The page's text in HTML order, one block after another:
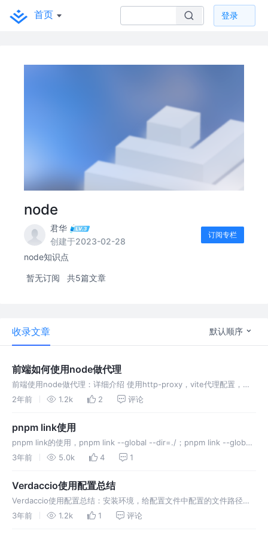
首页 登录
node
君华
创建于2023-02-28
订阅专栏
node知识点
暂无订阅 共5篇文章
收录文章 默认顺序
前端如何使用node做代理
前端使用node做代理：详细介绍 使用http-proxy，vite代理配置，
Whistle工具的使用及配置
2年前 1.2k 2 评论
pnpm link使用
pnpm link的使用，pnpm link --global --dir=./；pnpm link --global
@api/tob-tenant-admin；
3年前 5.0k 4 1
Verdaccio使用配置总结
Verdaccio使用配置总结：安装环境，给配置文件中配置的文件路径给
予写权限，上行链路与代理，其他问题...
3年前 1.2k 1 评论